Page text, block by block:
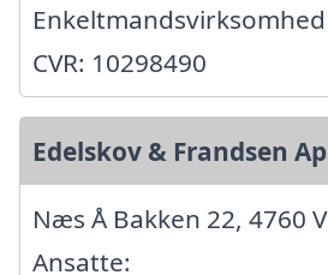
Enkeltmandsvirksomhed
CVR: 10298490
Edelskov & Frandsen
Næs Å Bakken 22, 4760
Ansatte: